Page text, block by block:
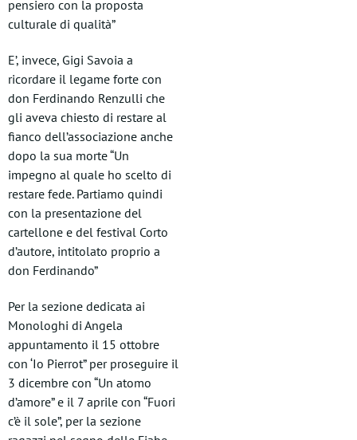
pensiero con la proposta
culturale di qualità”
E’, invece, Gigi Savoia a
ricordare il legame forte con
don Ferdinando Renzulli che
gli aveva chiesto di restare al
fianco dell’associazione anche
dopo la sua morte “Un
impegno al quale ho scelto di
restare fede. Partiamo quindi
con la presentazione del
cartellone e del festival Corto
d’autore, intitolato proprio a
don Ferdinando”
Per la sezione dedicata ai
Monologhi di Angela
appuntamento il 15 ottobre
con ‘Io Pierrot” per proseguire il
3 dicembre con “Un atomo
d’amore” e il 7 aprile con “Fuori
c’è il sole”, per la sezione